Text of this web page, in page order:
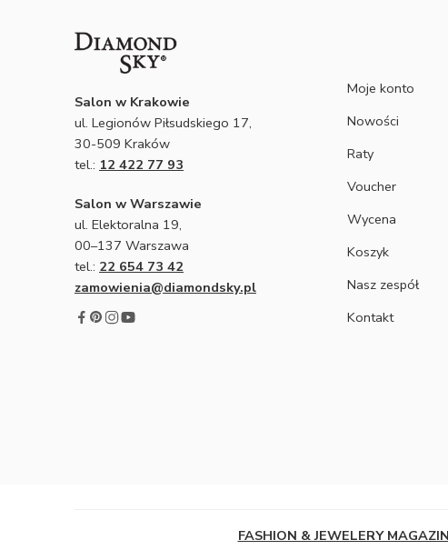
Salon w Krakowie
ul. Legionów Piłsudskiego 17,
30-509 Kraków
tel.: 12 422 77 93
Salon w Warszawie
ul. Elektoralna 19,
00–137 Warszawa
tel.: 22 654 73 42
zamowienia@diamondsky.pl
Moje konto
Nowości
Raty
Voucher
Wycena
Koszyk
Nasz zespół
Kontakt
FASHION & JEWELERY